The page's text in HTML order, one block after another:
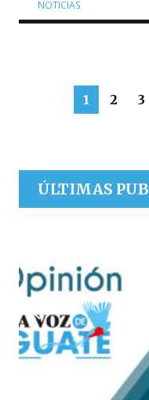
NOTICIAS
1 2 3
ÚLTIMAS